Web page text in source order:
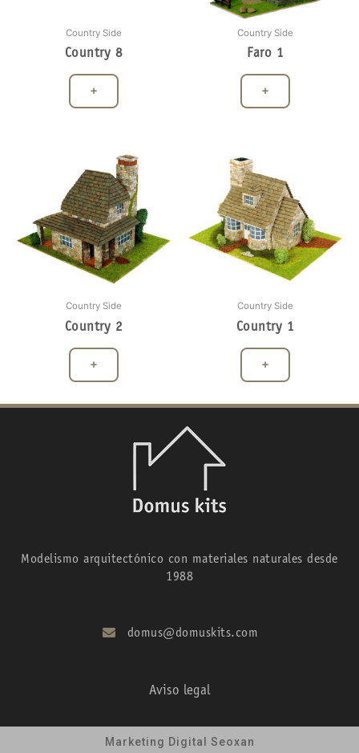
Country Side
Country 8
+
Country Side
Faro 1
+
Country Side
Country 2
+
Country Side
Country 1
+
Modelismo arquitectónico con materiales naturales desde
1988
domus@domuskits.com
Aviso legal
Marketing Digital Seoxan